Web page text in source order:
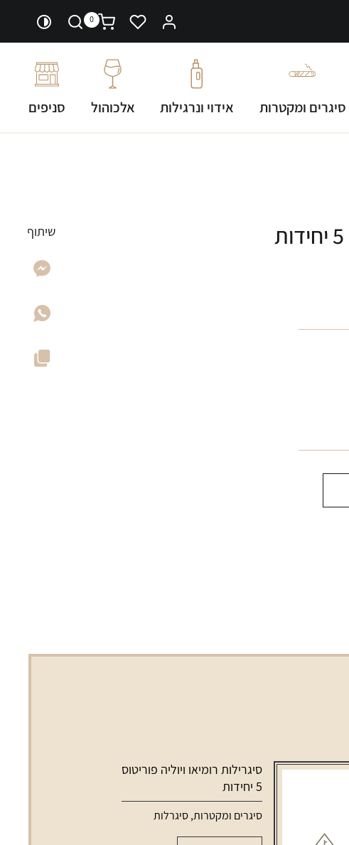
0
סיגרים ומקטרות אידוי ונרגילות אלכוהול סניפים
שיתוף
סיגרילות רומיאו ויוליה פוריטוס
5 יחידות
סיגרים ומקטרות,סיגרלות